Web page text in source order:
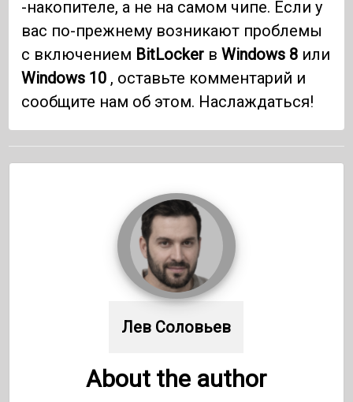
-накопителе, а не на самом чипе. Если у
вас по-прежнему возникают проблемы
с включением BitLocker вWindows 8 или
Windows 10 , оставьте комментарий и
сообщите нам об этом. Наслаждаться!
Лев Соловьев
About the author